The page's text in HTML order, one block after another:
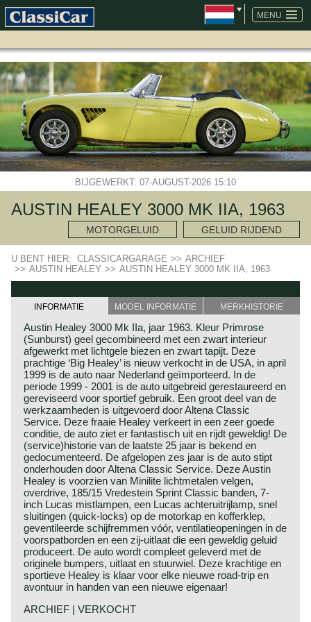
MENU
NAVIGATIE
OVERSLAAN
BIJGEWERKT: 07-AUGUST-2026 15:10
AUSTIN HEALEY 3000 MK IIA, 1963
MOTORGELUID GELUID RIJDEND
U BENT HIER: CLASSICARGARAGE >> ARCHIEF
>> AUSTIN HEALEY >> AUSTIN HEALEY 3000 MK IIA, 1963
INFORMATIE MODEL INFORMATIE MERKHISTORIE
Austin Healey 3000 Mk IIa, jaar 1963. Kleur Primrose
(Sunburst) geel gecombineerd met een zwart interieur
afgewerkt met lichtgele biezen en zwart tapijt. Deze
prachtige ‘Big Healey’ is nieuw verkocht in de USA, in april
1999 is de auto naar Nederland geïmporteerd. In de
periode 1999 - 2001 is de auto uitgebreid gerestaureerd en
gereviseerd voor sportief gebruik. Een groot deel van de
werkzaamheden is uitgevoerd door Altena Classic
Service. Deze fraaie Healey verkeert in een zeer goede
conditie, de auto ziet er fantastisch uit en rijdt geweldig! De
(service)historie van de laatste 25 jaar is bekend en
gedocumenteerd. De afgelopen zes jaar is de auto stipt
onderhouden door Altena Classic Service. Deze Austin
Healey is voorzien van Minilite lichtmetalen velgen,
overdrive, 185/15 Vredestein Sprint Classic banden, 7-
inch Lucas mistlampen, een Lucas achteruitrijlamp, snel
sluitingen (quick-locks) op de motorkap en kofferklep,
geventileerde schijfremmen vóór, ventilatieopeningen in de
voorspatborden en een zij-uitlaat die een geweldig geluid
produceert. De auto wordt compleet geleverd met de
originele bumpers, uitlaat en stuurwiel. Deze krachtige en
sportieve Healey is klaar voor elke nieuwe road-trip en
avontuur in handen van een nieuwe eigenaar!
ARCHIEF | VERKOCHT